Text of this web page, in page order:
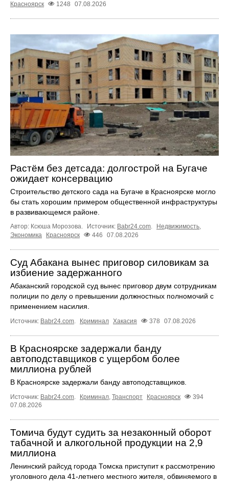
Красноярск
1248 07.08.2026
Растём без детсада: долгострой на Бугаче
ожидает консервацию
Строительство детского сада на Бугаче в Красноярске могло
бы стать хорошим примером общественной инфраструктуры
в развивающемся районе.
Автор: Ксюша Морозова. Источник: Babr24.com. Недвижимость,
Экономика
Красноярск 446 07.08.2026
Суд Абакана вынес приговор силовикам за
избиение задержанного
Абаканский городской суд вынес приговор двум сотрудникам
полиции по делу о превышении должностных полномочий с
применением насилия.
Источник: Babr24.com. Криминал Хакасия 378 07.08.2026
В Красноярске задержали банду
автоподставщиков с ущербом более
миллиона рублей
В Красноярске задержали банду автоподставщиков.
Источник: Babr24.com. Криминал, Транспорт Красноярск
394
07.08.2026
Томича будут судить за незаконный оборот
табачной и алкогольной продукции на 2,9
миллиона
Ленинский райсуд города Томска приступит к рассмотрению
уголовного дела 41-летнего местного жителя, обвиняемого в